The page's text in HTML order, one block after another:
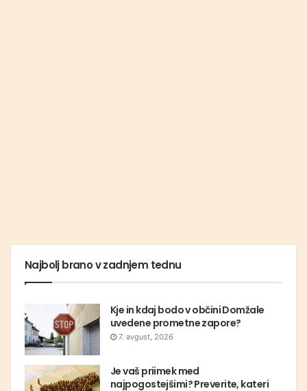
Najbolj brano v zadnjem tednu
Kje in kdaj bodo v občini Domžale
uvedene prometne zapore?
7. avgust, 2026
Je vaš priimek med
najpogostejšimi? Preverite, kateri